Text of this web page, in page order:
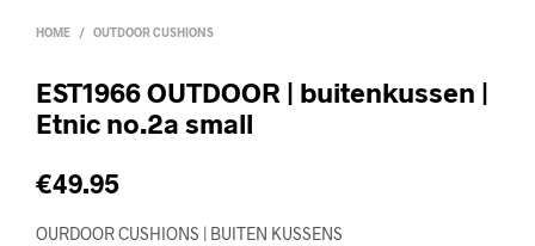
HOME / OUTDOOR CUSHIONS
EST1966 OUTDOOR | buitenkussen |
Etnic no.2a small
€49.95
OURDOOR CUSHIONS | BUITEN KUSSENS